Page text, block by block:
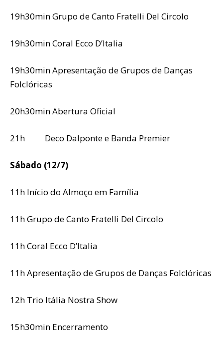
19h30min Grupo de Canto Fratelli Del Circolo
19h30min Coral Ecco D’Italia
19h30min Apresentação de Grupos de Danças
Folclóricas
20h30min Abertura Oficial
21h Deco Dalponte e Banda Premier
Sábado (12/7)
11h Início do Almoço em Família
11h Grupo de Canto Fratelli Del Circolo
11h Coral Ecco D’Italia
11h Apresentação de Grupos de Danças Folclóricas
12h Trio Itália Nostra Show
15h30min Encerramento